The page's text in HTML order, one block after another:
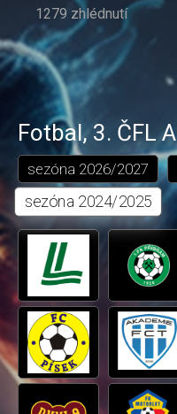
1279 zhlédnutí
Fotbal, 3. ČFL A
sezóna 2026/2027
sezóna 2024/2025